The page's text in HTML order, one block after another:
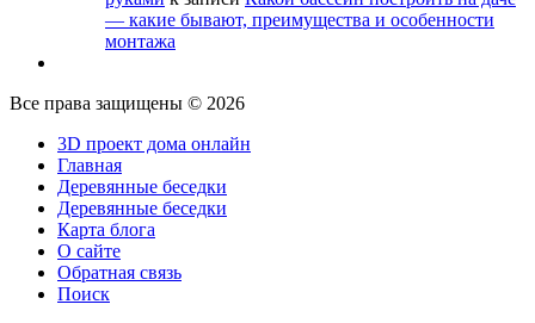
— какие бывают, преимущества и особенности
монтажа
Все права защищены © 2026
3D проект дома онлайн
Главная
Деревянные беседки
Деревянные беседки
Карта блога
О сайте
Обратная связь
Поиск